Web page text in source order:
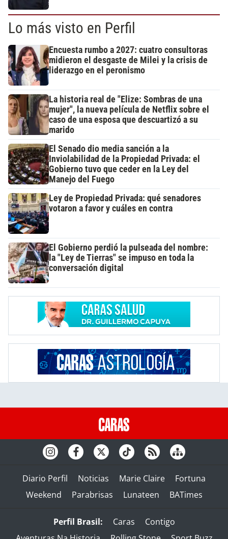
Lo más visto en Perfil
Encuesta rumbo a 2027: cuatro consultoras
midieron el desgaste de Milei y la crisis de
liderazgo en el peronismo
La historia real de "Elize: Sombras de una
mujer", la nueva película de Netflix sobre el
caso de una esposa que descuartizó a su
marido
El Senado dio media sanción a la
Inviolabilidad de la Propiedad Privada: el
Gobierno tuvo que ceder en la Ley del
Manejo del Fuego
Ley de Propiedad Privada: qué senadores
votaron a favor y cuáles en contra
El Gobierno perdió la pulseada del nombre:
la "Ley de Tierras" se impuso en toda la
conversación digital
Diario Perfil Noticias Marie Claire
Fortuna
Weekend
Parabrisas Lunateen BATimes
Perfil Brasil: Caras
Contigo